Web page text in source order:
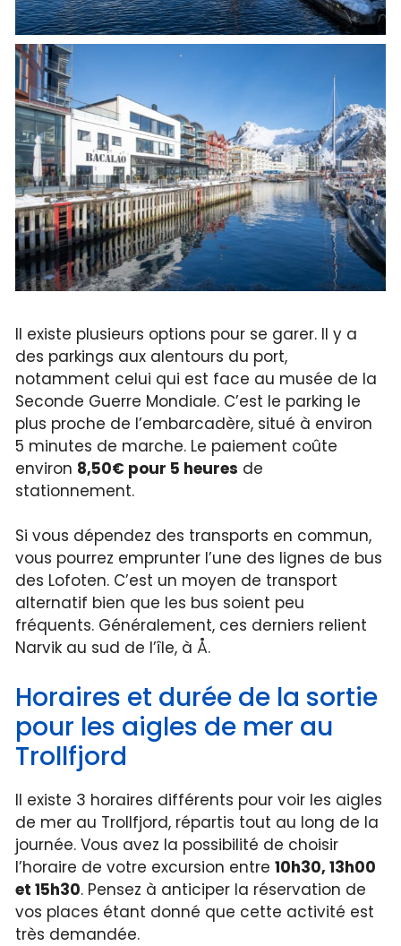
Il existe plusieurs options pour se garer. Il y a
des parkings aux alentours du port,
notamment celui qui est face au musée de la
Seconde Guerre Mondiale. C’est le parking le
plus proche de l’embarcadère, situé à environ
5 minutes de marche. Le paiement coûte
environ 8,50€ pour 5 heures de
stationnement.
Si vous dépendez des transports en commun,
vous pourrez emprunter l’une des lignes de bus
des Lofoten. C’est un moyen de transport
alternatif bien que les bus soient peu
fréquents. Généralement, ces derniers relient
Narvik au sud de l’île, à Å.
Horaires et durée de la sortie
pour les aigles de mer au
Trollfjord
Il existe 3 horaires différents pour voir les aigles
de mer au Trollfjord, répartis tout au long de la
journée. Vous avez la possibilité de choisir
l’horaire de votre excursion entre10h30, 13h00
et 15h30. Pensez à anticiper la réservation de
vos places étant donné que cette activité est
très demandée.